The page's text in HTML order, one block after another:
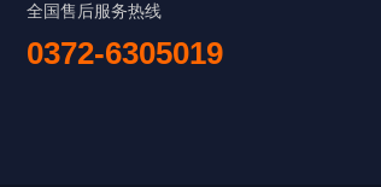
全国售后服务热线
0372-6305019